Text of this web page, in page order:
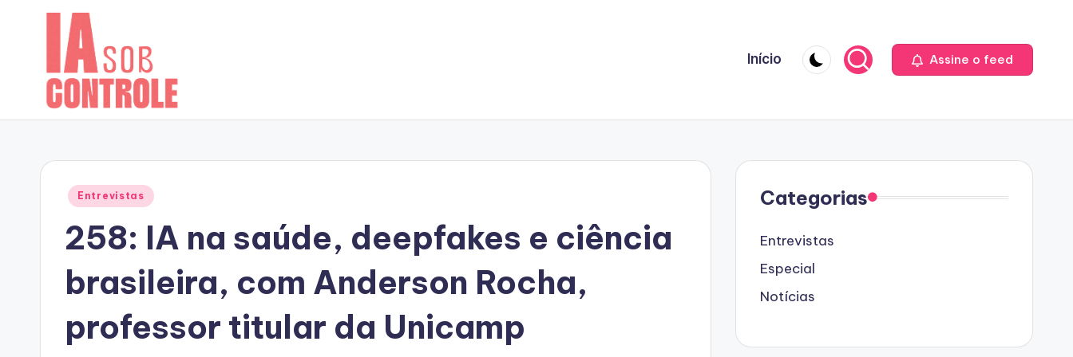
content
Início Assine o feed
Posted
Entrevistas
258: IA na saúde, deepfakes e ciência
brasileira, com Anderson Rocha,
professor titular da Unicamp
Categorias
Entrevistas
Especial
Notícias